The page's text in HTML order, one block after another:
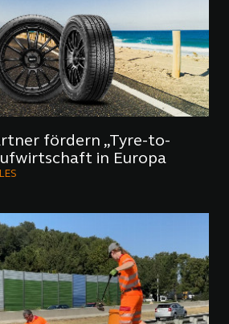
fördern „Tyre-to-
in Europa